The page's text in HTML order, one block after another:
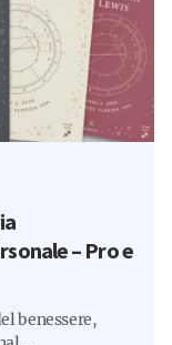
– Pro e
benessere,